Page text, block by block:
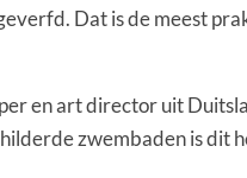
Dat is de meest
en art director uit
zwembaden is dit